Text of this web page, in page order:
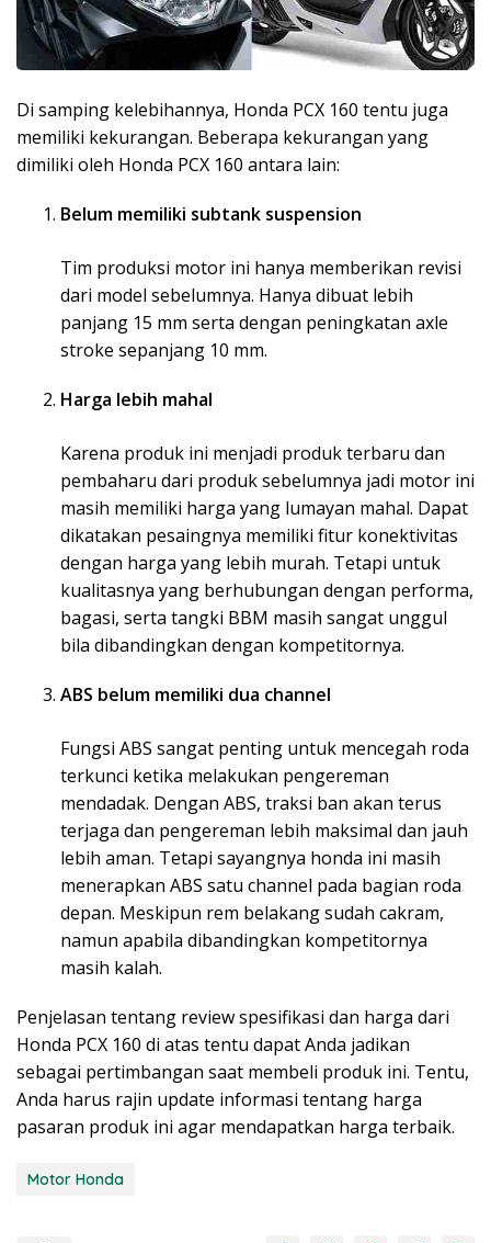
Di samping kelebihannya, Honda PCX 160 tentu juga
memiliki kekurangan. Beberapa kekurangan yang
dimiliki oleh Honda PCX 160 antara lain:
Belum memiliki subtank suspension
Tim produksi motor ini hanya memberikan revisi
dari model sebelumnya. Hanya dibuat lebih
panjang 15 mm serta dengan peningkatan axle
stroke sepanjang 10 mm.
Harga lebih mahal
Karena produk ini menjadi produk terbaru dan
pembaharu dari produk sebelumnya jadi motor ini
masih memiliki harga yang lumayan mahal. Dapat
dikatakan pesaingnya memiliki fitur konektivitas
dengan harga yang lebih murah. Tetapi untuk
kualitasnya yang berhubungan dengan performa,
bagasi, serta tangki BBM masih sangat unggul
bila dibandingkan dengan kompetitornya.
ABS belum memiliki dua channel
Fungsi ABS sangat penting untuk mencegah roda
terkunci ketika melakukan pengereman
mendadak. Dengan ABS, traksi ban akan terus
terjaga dan pengereman lebih maksimal dan jauh
lebih aman. Tetapi sayangnya honda ini masih
menerapkan ABS satu channel pada bagian roda
depan. Meskipun rem belakang sudah cakram,
namun apabila dibandingkan kompetitornya
masih kalah.
Penjelasan tentang review spesifikasi dan harga dari
Honda PCX 160 di atas tentu dapat Anda jadikan
sebagai pertimbangan saat membeli produk ini. Tentu,
Anda harus rajin update informasi tentang harga
pasaran produk ini agar mendapatkan harga terbaik.
Motor Honda